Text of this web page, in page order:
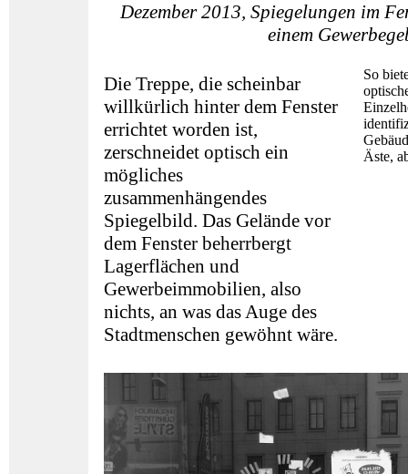
Dezember 2013, Spiegelungen im
einem
Die Treppe, die scheinbar
willkürlich hinter dem Fenster
errichtet worden ist,
zerschneidet optisch ein
mögliches
zusammenhängendes
Spiegelbild. Das Gelände vor
dem Fenster beherrbergt
Lagerflächen und
Gewerbeimmobilien, also
nichts, an was das Auge des
Stadtmenschen gewöhnt wäre.
So
Äste,